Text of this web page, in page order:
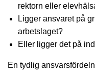
rektorn eller
Ligger ansvaret på
arbetslaget?
Eller ligger det på
En tydlig